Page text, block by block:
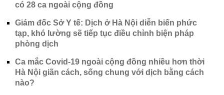
có 28 ca ngoài cộng đồng
Giám đốc Sở Y tế: Dịch ở Hà Nội diễn biến phức
tạp, khó lường sẽ tiếp tục điều chỉnh biện pháp
phòng dịch
Ca mắc Covid-19 ngoài cộng đồng nhiều hơn thời
Hà Nội giãn cách, sống chung với dịch bằng cách
nào?